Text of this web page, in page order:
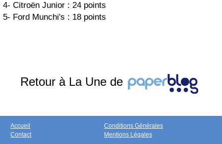
4- Citroën Junior : 24 points
5- Ford Munchi's : 18 points
Retour à La Une de
Accueil
Contact
Conditions Générales
Mentions Légales